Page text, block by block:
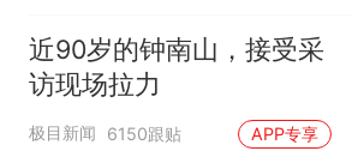
近90岁的钟南山，接受采
访现场拉力
极目新闻 6150跟贴 APP专享